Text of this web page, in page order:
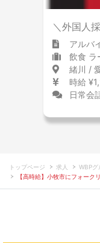
＼外国人
アルバ
飲食 ラ
緒川 /
時給
日常会
トップページ 求人
WBPグ
【高時給】小牧市にフォーク